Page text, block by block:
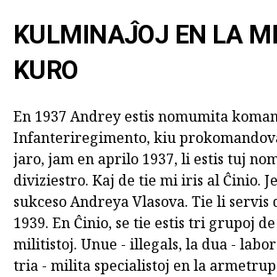
KULMINAĴOJ EN LA
KURO
En 1937 Andrey estis nomumita
Infanteriregimento, kiu
jaro, jam en aprilo 1937, li estis tuj
diviziestro. Kaj de tie mi iris al Ĉinio.
sukceso Andreya Vlasova. Tie li servis
1939. En Ĉinio, se tie estis tri grupoj
militistoj. Unue - illegals, la dua -
tria - milita specialistoj en la